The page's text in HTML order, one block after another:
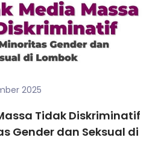
2025
Tidak Diskriminatif
Gender dan Seksual di